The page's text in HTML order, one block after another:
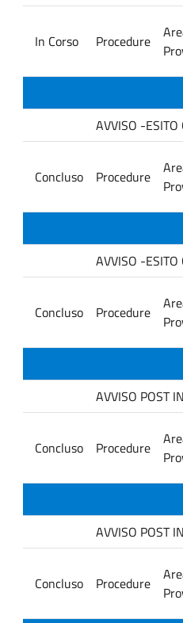
In Corso Procedure
AVVISO -
Concluso Procedure
AVVISO -
Concluso Procedure
AVVISO POST
Concluso Procedure
AVVISO POST
Concluso Procedure